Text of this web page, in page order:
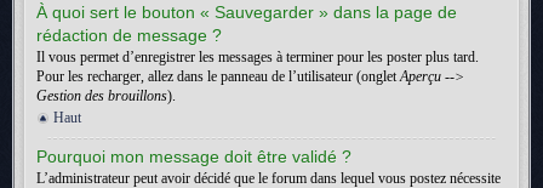
À quoi sert le bouton « Sauvegarder » dans la page de
rédaction de message ?
Il vous permet d’enregistrer les messages à terminer pour les poster plus tard.
Pour les recharger, allez dans le panneau de l’utilisateur (ongletAperçu -->
Gestion des brouillons).
Haut
Pourquoi mon message doit être validé ?
L’administrateur peut avoir décidé que le forum dans lequel vous postez nécessite